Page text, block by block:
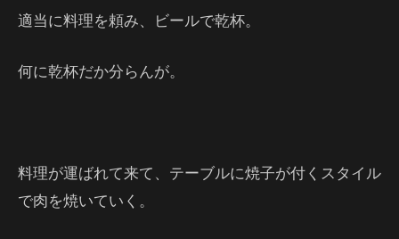
適当に料理を頼み、ビールで乾杯。
何に乾杯だか分らんが。
料理が運ばれて来て、テーブルに焼子が付くスタイル
で肉を焼いていく。